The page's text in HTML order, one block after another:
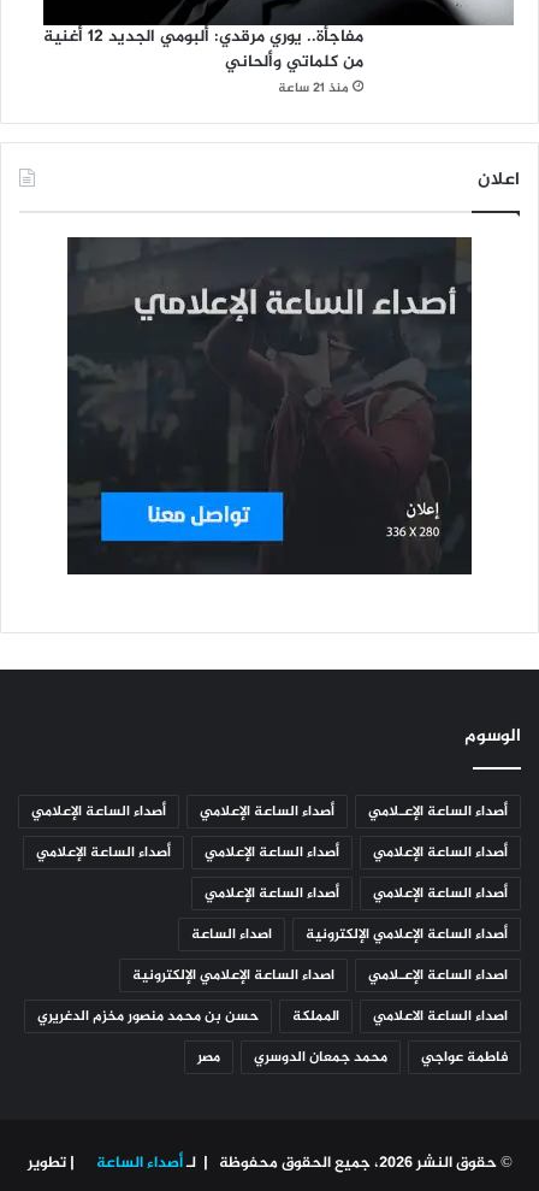
مفاجأة.. يوري مرقدي: ألبومي الجديد 12 أغنية
من كلماتي وألحاني
منذ 21 ساعة
اعلان
الوسوم
أصداء الساعة الإعـلامي أصداء الساعة الإعلامي
أصداء الساعة الإعلامي
أصداء الساعة الإعلامي
أصداء الساعة الإعلامي
أصداء الساعة الإعلامي
أصداء الساعة الإعلامي
أصداء الساعة الإعلامي
أصداء الساعة الإعلامي الإلكترونية
اصداء الساعة
اصداء الساعة الإعـلامي
اصداء الساعة الإعلامي الإلكترونية
اصداء الساعة الاعلامي
المملكة
حسن بن محمد منصور مخزم الدغريري
فاطمة عواجي
محمد جمعان الدوسري مصر
© حقوق النشر 2026، جميع الحقوق محفوظة | لـ أصداء الساعة
| تطوير